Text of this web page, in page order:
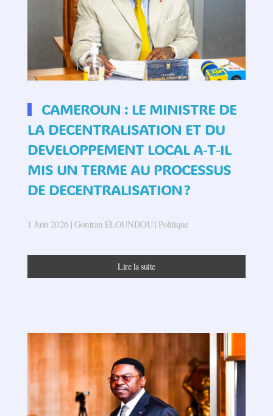
CAMEROUN : LE MINISTRE DE
LA DECENTRALISATION ET DU
DEVELOPPEMENT LOCAL A‑T‑IL
MIS UN TERME AU PROCESSUS
DE DECENTRALISATION ?
1 Juin 2026 | Gontran ELOUNDOU | Politique
Lire la suite